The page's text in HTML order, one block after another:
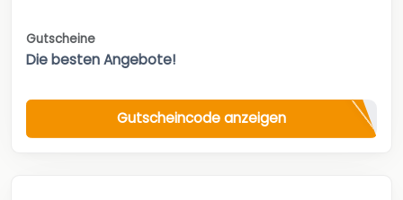
Gutscheine
Die besten Angebote!
Gutscheincode anzeigen